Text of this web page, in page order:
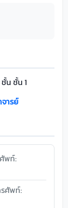
น ชั้น 1
ารย์
พท์:
รศัพท์: